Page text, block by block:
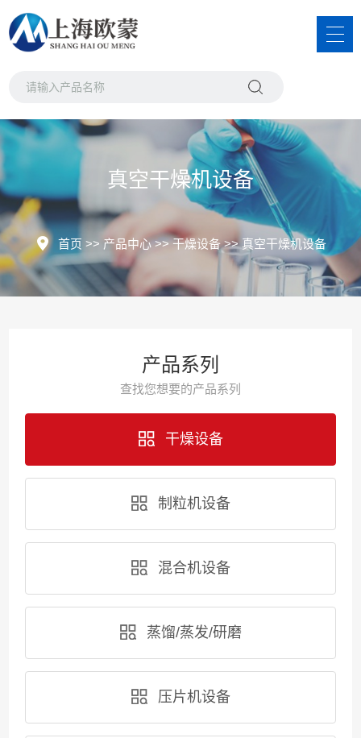
真空干燥机设备
首页 >> 产品中心>>干燥设备>>真空干燥机设备
产品系列
查找您想要的产品系列
干燥设备
制粒机设备
混合机设备
蒸馏/蒸发/研磨
压片机设备